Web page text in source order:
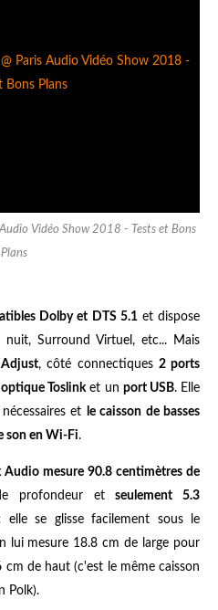
Vidéo Show 2018 - Tests et Bons
Plans
Dolby et DTS 5.1et dispose
Surround Virtuel, etc... Mais
, côté connectiques 2 ports
optique Toslinket un port USB. Elle
et
le caisson de basses
son en Wi-Fi.
Audio mesure 90.8 centimètres de
profondeur etseulement 5.3
se glisse facilement sous le
lui mesure 18.8 cm de large pour
de haut (c'est le même caisson
Polk).